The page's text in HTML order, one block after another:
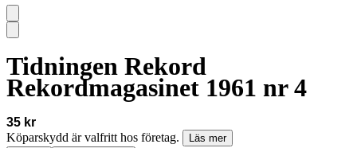
Tidningen Rekord
Rekordmagasinet 1961 nr 4
35 kr
Köparskydd är valfritt hos företag.
Läs mer